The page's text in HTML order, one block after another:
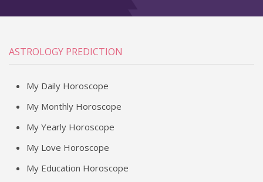
ASTROLOGY PREDICTION
My Daily Horoscope
My Monthly Horoscope
My Yearly Horoscope
My Love Horoscope
My Education Horoscope